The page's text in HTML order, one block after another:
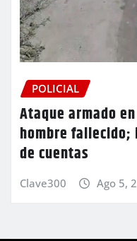
POLICIAL
Ataque armado
hombre
de cuentas
Clave300 Ago 5,